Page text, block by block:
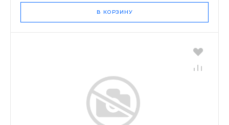
В КОРЗИНУ